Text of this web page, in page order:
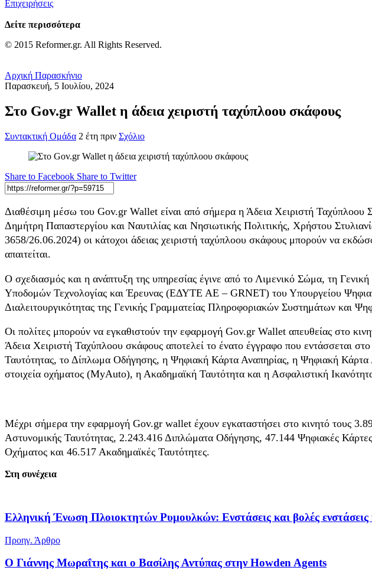
Επιχειρήσεις
Δείτε περισσότερα
© 2015 Reformer.gr. All Rights Reserved.
Αρχική Παρασκήνιο
Παρασκευή, 5 Ιουλίου, 2024
Στο Gov.gr Wallet η άδεια χειριστή ταχύπλοου σκάφους
Συντακτική Ομάδα 2 έτη πριν Σχόλιο
Share to Facebook Share to Twitter
Διαθέσιμη μέσω του Gov.gr Wallet είναι από σήμερα η Άδεια Χειριστή
Δημήτρη Παπαστεργίου και Ναυτιλίας και Νησιωτικής Πολιτικής, Χρήστου
3658/26.06.2024) οι κάτοχοι άδειας χειριστή ταχύπλοου σκάφους μπορούν να
απαιτείται.
Ο σχεδιασμός και η ανάπτυξη της υπηρεσίας έγινε από το Λιμενικό Σώμα, τη
Υποδομών Τεχνολογίας και Έρευνας (ΕΔΥΤΕ ΑΕ – GRNET) του Υπουργείου
Διαλειτουργικότητας της Γενικής Γραμματείας Πληροφοριακών Συστημάτων και
Οι πολίτες μπορούν να εγκαθιστούν την εφαρμογή Gov.gr Wallet απευθείας στο
Άδεια Χειριστή Ταχύπλοου σκάφους αποτελεί το ένατο έγγραφο που εντάσσεται
Ταυτότητας, το Δίπλωμα Οδήγησης, η Ψηφιακή Κάρτα Αναπηρίας, η Ψηφιακή
στοιχεία οχήματος (MyAuto), η Ακαδημαϊκή Ταυτότητα και η Ασφαλιστική
Μέχρι σήμερα την εφαρμογή Gov.gr wallet έχουν εγκαταστήσει στο κινητό τους
Αστυνομικής Ταυτότητας, 2.243.416 Διπλώματα Οδήγησης, 47.144 Ψηφιακές
Οχήματος και 46.517 Ακαδημαϊκές Ταυτότητες.
Στη συνέχεια
Ελληνική Ένωση Πλοιοκτητών Ρυμουλκών: Ενστάσεις και βολές
Προηγ. Άρθρο
Ο Γιάννης Μωραΐτης και ο Βασίλης Αντύπας στην Howden Agents